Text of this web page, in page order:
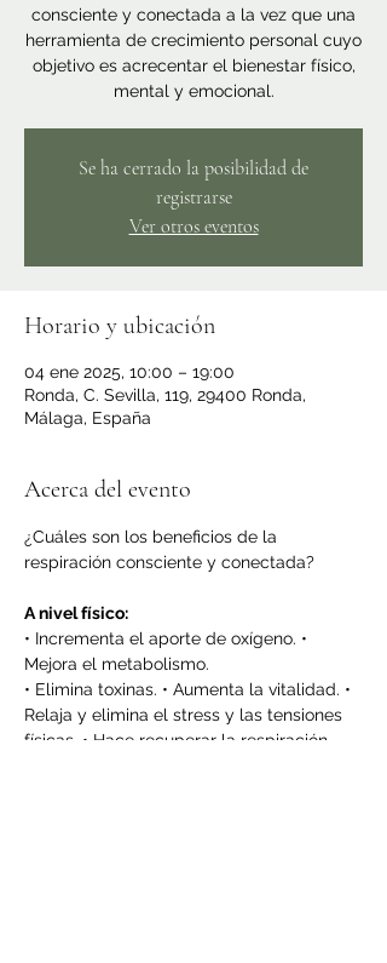
consciente y conectada a la vez que una
herramienta de crecimiento personal cuyo
objetivo es acrecentar el bienestar físico,
mental y emocional.
Se ha cerrado la posibilidad de
registrarse
Ver otros eventos
Horario y ubicación
04 ene 2025, 10:00 – 19:00
Ronda, C. Sevilla, 119, 29400 Ronda,
Málaga, España
Acerca del evento
¿Cuáles son los beneficios de la
respiración consciente y conectada?
A nivel físico:
• Incrementa el aporte de oxígeno. •
Mejora el metabolismo.
• Elimina toxinas. • Aumenta la vitalidad. •
Relaja y elimina el stress y las tensiones
físicas. • Hace recuperar la respiración